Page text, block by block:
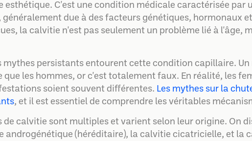
esthétique. C'est une condition médicale caractérisée par
généralement due à des facteurs génétiques, hormonaux
la calvitie n'est pas seulement un problème lié à l'âge,
mythes persistants entourent cette condition capillaire.
que les hommes, or c'est totalement faux. En réalité, les
soient souvent différentes. Les mythes sur la
, et il est essentiel de comprendre les véritables
de calvitie sont multiples et varient selon leur origine. On
androgénétique (héréditaire), la calvitie cicatricielle, et la